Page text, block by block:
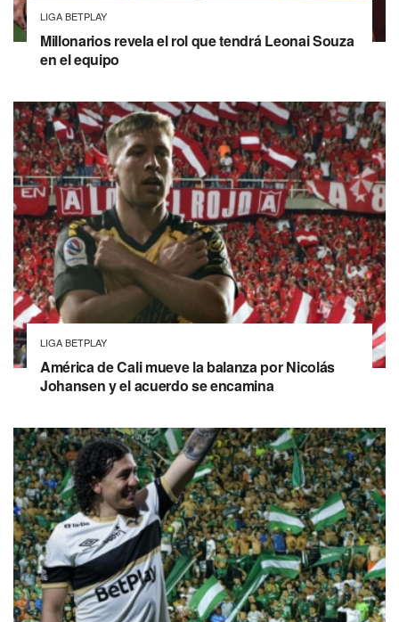
LIGA BETPLAY
Millonarios revela el rol que tendrá Leonai Souza
en el equipo
LIGA BETPLAY
América de Cali mueve la balanza por Nicolás
Johansen y el acuerdo se encamina